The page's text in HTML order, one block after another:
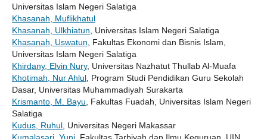
Universitas Islam Negeri Salatiga
Khasanah, Muflikhatul
Khasanah, Ulkhiatun , Universitas Islam Negeri Salatiga
Khasanah, Uswatun , Fakultas Ekonomi dan Bisnis Islam,
Universitas Islam Negeri Salatiga
Khirdany, Elvin Nury, Universitas Nazhatut Thullab Al-Muafa
Khotimah, Nur Ahlul, Program Studi Pendidikan Guru Sekolah
Dasar, Universitas Muhammadiyah Surakarta
Krismanto, M. Bayu , Fakultas Fuadah, Universitas Islam Negeri
Salatiga
Kudus, Ruhul, Universitas Negeri Makassar